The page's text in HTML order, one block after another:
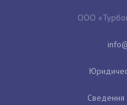
ООО
Сведения